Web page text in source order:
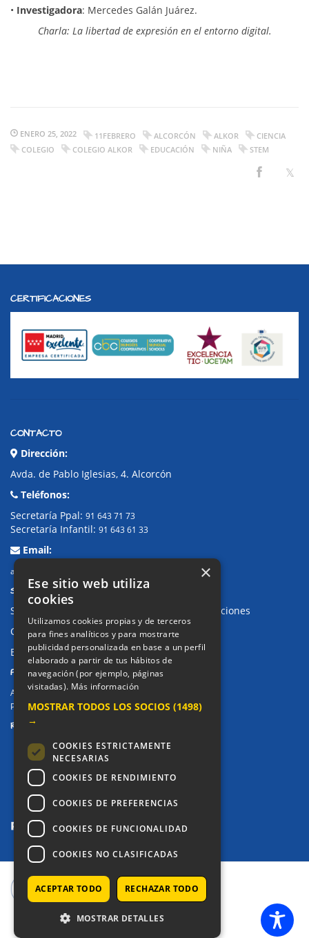
• Investigadora: Mercedes Galán Juárez.
Charla: La libertad de expresión en el entorno digital.
ENERO 25, 2022 11FEBRERO ALCORCÓN ALKOR
CIENCIA
COLEGIO
COLEGIO ALKOR EDUCACIÓN NIÑA STEM
CERTIFICACIONES
CONTACTO
Dirección:
Avda. de Pablo Iglesias, 4. Alcorcón
Teléfonos:
Secretaría Ppal: 91 643 71 73
Secretaría Infantil: 91 643 61 33
Email:
alkor@colegioalkor.com
SUGERENCIAS Y CANAL DE DENUNCIAS
Sugerencias, Quejas, Reclamaciones y Felicitaciones
Canal de denuncias
Buzón denuncia drogas CM
PRIVACIDAD
Aviso legal / Política de privacidad
Política de Cookies
REDES SOCIALES
COPYRIGHT © 2025 - COLEGIO ALKOR
SETUP MENUS IN ADMIN PANEL
×
Ese sitio web utiliza
cookies
Utilizamos cookies propias y de terceros
para fines analíticos y para mostrarte
publicidad personalizada en base a un perfil
elaborado a partir de tus hábitos de
navegación (por ejemplo, páginas
visitadas). Más información
MOSTRAR TODOS LOS SOCIOS (1498)
→
COOKIES ESTRICTAMENTE
NECESARIAS
COOKIES DE RENDIMIENTO
COOKIES DE PREFERENCIAS
COOKIES DE FUNCIONALIDAD
COOKIES NO CLASIFICADAS
ACEPTAR TODO RECHAZAR TODO
MOSTRAR DETALLES